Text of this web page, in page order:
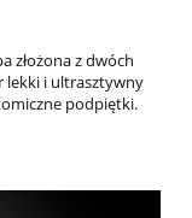
złożona z dwóch
lekki i ultrasztywny
podpiętki.